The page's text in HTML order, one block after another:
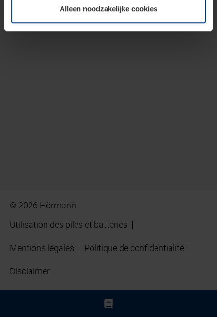
wijzigen of herroepen.Alleen noodzakelijke cookies
© 2026 Hörmann
Utilisation des piles et batteries
Mentions légales Politique de confidentialité
Disclaimer